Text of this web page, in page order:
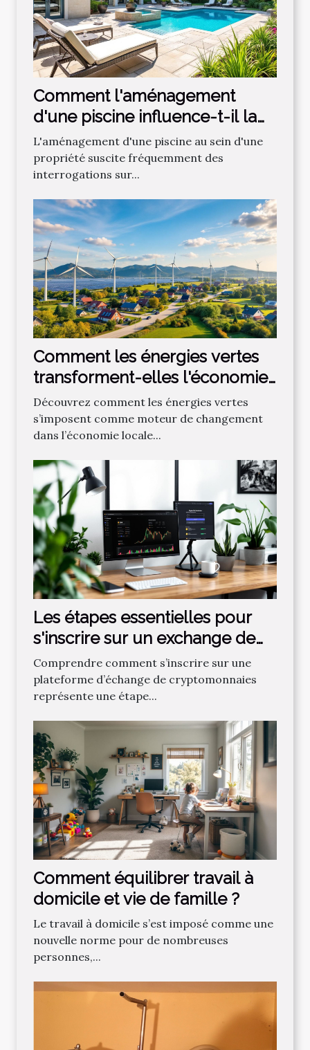
Comment l'aménagement
d'une piscine influence-t-il la
valeur immobilière ?
L'aménagement d'une piscine au sein d'une
propriété suscite fréquemment des
interrogations sur...
Comment les énergies vertes
transforment-elles l'économie
locale ?
Découvrez comment les énergies vertes
s’imposent comme moteur de changement
dans l’économie locale...
Les étapes essentielles pour
s'inscrire sur un exchange de
cryptos
Comprendre comment s’inscrire sur une
plateforme d’échange de cryptomonnaies
représente une étape...
Comment équilibrer travail à
domicile et vie de famille ?
Le travail à domicile s’est imposé comme une
nouvelle norme pour de nombreuses
personnes,...